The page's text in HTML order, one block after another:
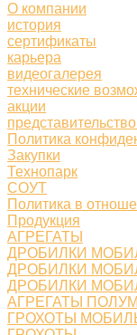
О компании
история
сертификаты
карьера
видеогалерея
технические
акции
Политика
Закупки
Технопарк
СОУТ
Политика в
Продукция
АГРЕГАТЫ
ДРОБИЛКИ
ДРОБИЛКИ
ДРОБИЛКИ
АГРЕГАТЫ
ГРОХОТЫ